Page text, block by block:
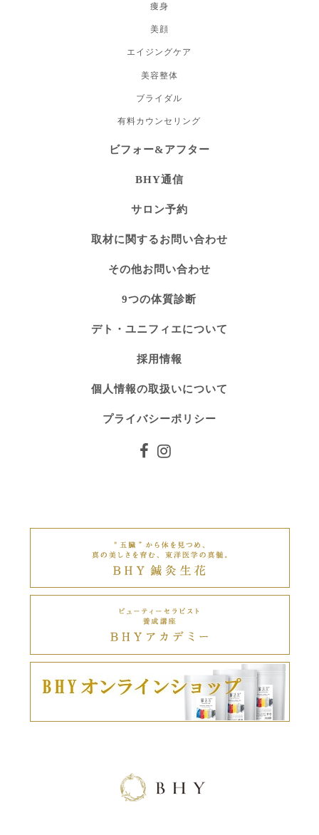
痩身
美顔
エイジングケア
美容整体
ブライダル
有料カウンセリング
ビフォー&アフター
BHY通信
サロン予約
取材に関するお問い合わせ
その他お問い合わせ
9つの体質診断
デト・ユニフィエについて
採用情報
個人情報の取扱いについて
プライバシーポリシー